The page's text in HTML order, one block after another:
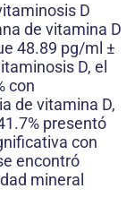
D
de vitamina D
48.89 pg/ml ±
D, el
con
de vitamina D,
presentó
con
encontró
mineral